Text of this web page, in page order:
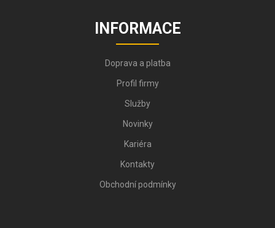
INFORMACE
Doprava a platba
Profil firmy
Služby
Novinky
Kariéra
Kontakty
Obchodní podmínky